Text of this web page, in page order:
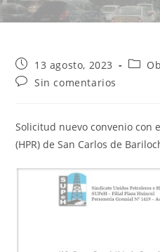
13 agosto, 2023
Sin comentarios
Solicitud nuevo convenio con
(HPR) de San Carlos de